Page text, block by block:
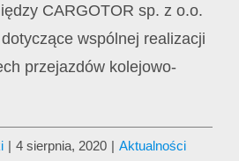
CARGOTOR sp. z o.o.
wspólnej realizacji
przejazdów kolejowo-
| 4 sierpnia, 2020 | Aktualności